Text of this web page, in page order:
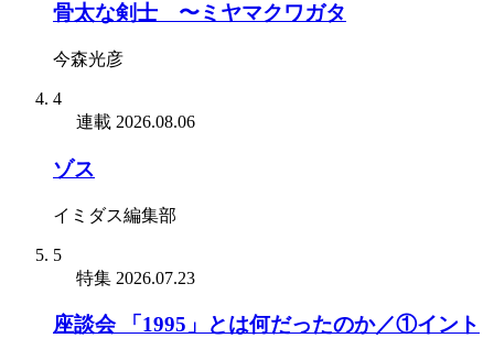
骨太な剣士 〜ミヤマクワガタ
今森光彦
4
連載 2026.08.06
ゾス
イミダス編集部
5
特集 2026.07.23
座談会 「1995」とは何だったのか／①イント